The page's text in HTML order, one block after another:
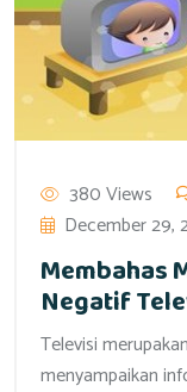
380 Views
December 29,
Membahas
Negatif
Televisi
menyampaikan